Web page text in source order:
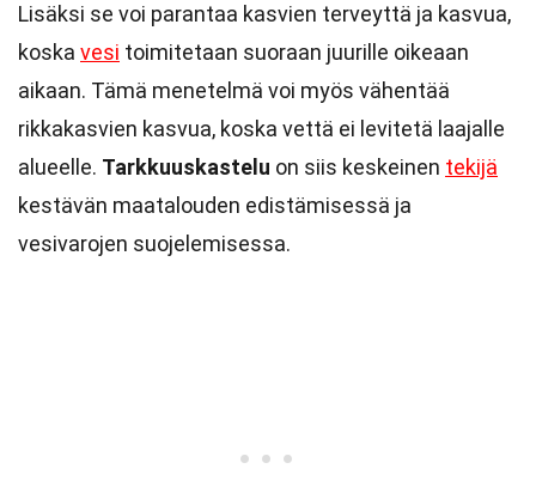
Lisäksi se voi parantaa kasvien terveyttä ja kasvua,
koska vesi toimitetaan suoraan juurille oikeaan
aikaan. Tämä menetelmä voi myös vähentää
rikkakasvien kasvua, koska vettä ei levitetä laajalle
alueelle. Tarkkuuskastelu on siis keskeinen tekijä
kestävän maatalouden edistämisessä ja
vesivarojen suojelemisessa.